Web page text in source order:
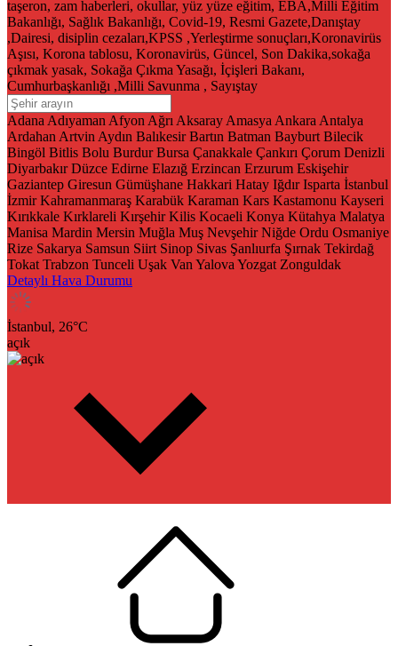
taşeron, zam haberleri, okullar, yüz yüze eğitim, EBA,Milli Eğitim
Bakanlığı, Sağlık Bakanlığı, Covid-19, Resmi Gazete,Danıştay
,Dairesi, disiplin cezaları,KPSS ,Yerleştirme sonuçları,Koronavirüs
Aşısı, Korona tablosu, Koronavirüs, Güncel, Son Dakika,sokağa
çıkmak yasak, Sokağa Çıkma Yasağı, İçişleri Bakanı,
Cumhurbaşkanlığı ,Milli Savunma , Sayıştay
Adana Adıyaman Afyon Ağrı Aksaray Amasya Ankara Antalya
Ardahan Artvin Aydın Balıkesir Bartın Batman Bayburt Bilecik
Bingöl Bitlis Bolu Burdur Bursa Çanakkale Çankırı Çorum Denizli
Diyarbakır Düzce Edirne Elazığ Erzincan Erzurum Eskişehir
Gaziantep Giresun Gümüşhane Hakkari Hatay Iğdır Isparta İstanbul
İzmir Kahramanmaraş Karabük Karaman Kars Kastamonu Kayseri
Kırıkkale Kırklareli Kırşehir Kilis Kocaeli Konya Kütahya Malatya
Manisa Mardin Mersin Muğla Muş Nevşehir Niğde Ordu Osmaniye
Rize Sakarya Samsun Siirt Sinop Sivas Şanlıurfa Şırnak Tekirdağ
Tokat Trabzon Tunceli Uşak Van Yalova Yozgat Zonguldak
Detaylı Hava Durumu
İstanbul, 26°C
açık